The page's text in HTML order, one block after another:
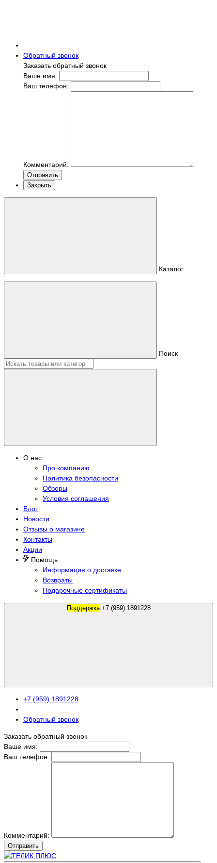
Обратный звонок
Заказать обратный звонок
Ваше имя:
Ваш телефон:
Комментарий:
Отправить
Закрыть
Каталог
Поиск
О нас
Про компанию
Политика безопасности
Обзоры
Условия соглашения
Блог
Новости
Отзывы о магазине
Контакты
Акции
Помощь
Информация о доставке
Возвраты
Подарочные сертификаты
Поддержка +7 (959) 1891228
+7 (959) 1891228
Обратный звонок
Заказать обратный звонок
Ваше имя:
Ваш телефон:
Комментарий:
Отправить